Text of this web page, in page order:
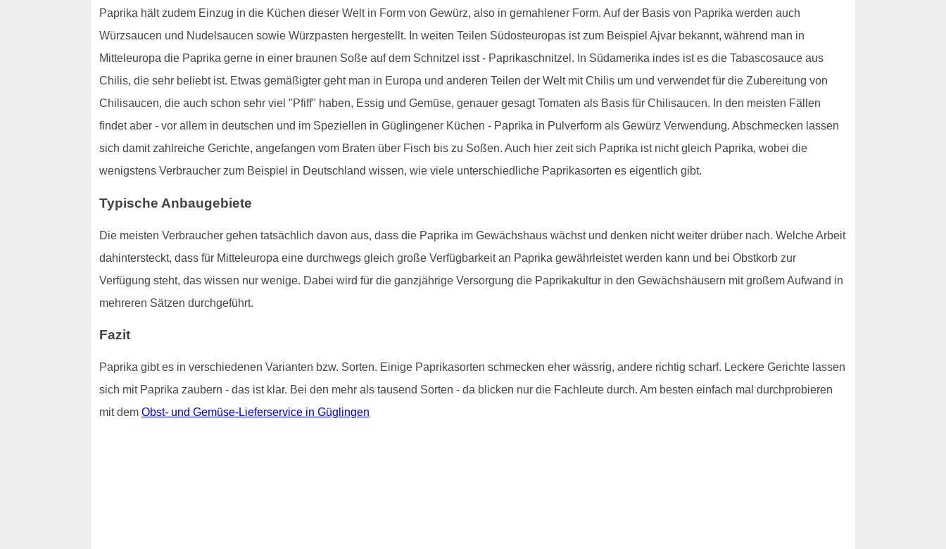
Paprika hält zudem Einzug in die Küchen dieser Welt in Form von Gewürz, also in gemahlener Form. Auf der Basis von Paprika werden auch
Würzsaucen und Nudelsaucen sowie Würzpasten hergestellt. In weiten Teilen Südosteuropas ist zum Beispiel Ajvar bekannt, während man in
Mitteleuropa die Paprika gerne in einer braunen Soße auf dem Schnitzel isst - Paprikaschnitzel. In Südamerika indes ist es die Tabascosauce aus
Chilis, die sehr beliebt ist. Etwas gemäßigter geht man in Europa und anderen Teilen der Welt mit Chilis um und verwendet für die Zubereitung von
Chilisaucen, die auch schon sehr viel "Pfiff" haben, Essig und Gemüse, genauer gesagt Tomaten als Basis für Chilisaucen. In den meisten Fällen
findet aber - vor allem in deutschen und im Speziellen in Güglingener Küchen - Paprika in Pulverform als Gewürz Verwendung. Abschmecken lassen
sich damit zahlreiche Gerichte, angefangen vom Braten über Fisch bis zu Soßen. Auch hier zeit sich Paprika ist nicht gleich Paprika, wobei die
wenigstens Verbraucher zum Beispiel in Deutschland wissen, wie viele unterschiedliche Paprikasorten es eigentlich gibt.
Typische Anbaugebiete
Die meisten Verbraucher gehen tatsächlich davon aus, dass die Paprika im Gewächshaus wächst und denken nicht weiter drüber nach. Welche Arbeit
dahintersteckt, dass für Mitteleuropa eine durchwegs gleich große Verfügbarkeit an Paprika gewährleistet werden kann und bei Obstkorb zur
Verfügung steht, das wissen nur wenige. Dabei wird für die ganzjährige Versorgung die Paprikakultur in den Gewächshäusern mit großem Aufwand in
mehreren Sätzen durchgeführt.
Fazit
Paprika gibt es in verschiedenen Varianten bzw. Sorten. Einige Paprikasorten schmecken eher wässrig, andere richtig scharf. Leckere Gerichte lassen
sich mit Paprika zaubern - das ist klar. Bei den mehr als tausend Sorten - da blicken nur die Fachleute durch. Am besten einfach mal durchprobieren
mit dem Obst- und Gemüse-Lieferservice in Güglingen